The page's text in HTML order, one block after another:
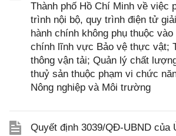
Thành phố Hồ Chí Minh về việc
trình nội bộ, quy trình điện tử
hành chính không phụ thuộc
chính lĩnh vực Bảo vệ thực vật;
thông vận tải; Quản lý chất
thuỷ sản thuộc phạm vi chức
Nông nghiệp và Môi trường
Quyết định 3039/QĐ-UBND của